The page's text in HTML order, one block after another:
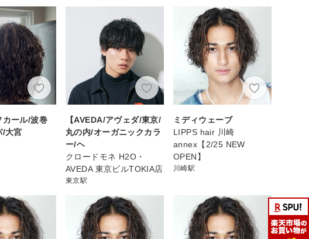
カール/波巻
/大宮
【AVEDA/アヴェダ/東京/
丸の内/オーガニックカラ
ー/ヘ
クロードモネ H2O・
AVEDA 東京ビルTOKIA店
東京駅
ミディウェーブ
LIPPS hair 川崎
annex【2/25 NEW
OPEN】
川崎駅